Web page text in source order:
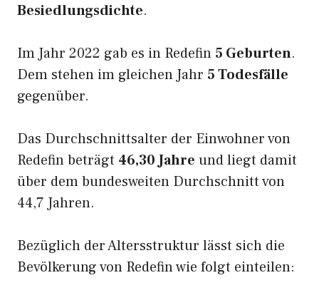
Besiedlungsdichte.
Im Jahr 2022 gab es in Redefin 5 Geburten.
Dem stehen im gleichen Jahr 5 Todesfälle
gegenüber.
Das Durchschnittsalter der Einwohner von
Redefin beträgt 46,30 Jahre und liegt damit
über dem bundesweiten Durchschnitt von
44,7 Jahren.
Bezüglich der Altersstruktur lässt sich die
Bevölkerung von Redefin wie folgt einteilen: